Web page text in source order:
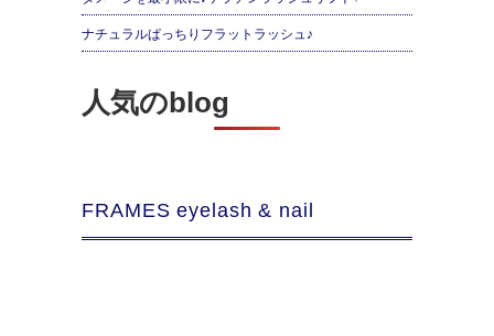
ナチュラルぱっちりフラットラッシュ♪
人気のblog
FRAMES eyelash & nail